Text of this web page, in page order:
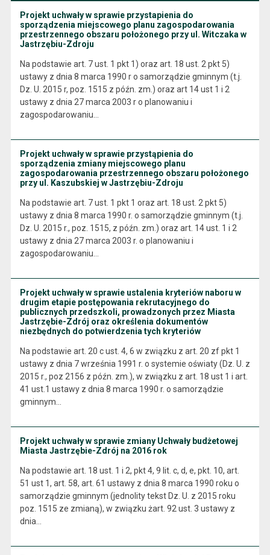
Projekt uchwały w sprawie przystapienia do
sporządzenia miejscowego planu zagospodarowania
przestrzennego obszaru położonego przy ul. Witczaka w
Jastrzębiu-Zdroju
Na podstawie art. 7 ust. 1 pkt 1) oraz art. 18 ust. 2 pkt 5)
ustawy z dnia 8 marca 1990 r o samorządzie gminnym (t.j.
Dz. U. 2015 r, poz. 1515 z późn. zm.) oraz art 14 ust 1 i 2
ustawy z dnia 27 marca 2003 r o planowaniu i
zagospodarowaniu…
Projekt uchwały w sprawie przystąpienia do
sporządzenia zmiany miejscowego planu
zagospodarowania przestrzennego obszaru położonego
przy ul. Kaszubskiej w Jastrzębiu-Zdroju
Na podstawie art. 7 ust. 1 pkt 1 oraz art. 18 ust. 2 pkt 5)
ustawy z dnia 8 marca 1990 r. o samorządzie gminnym (t.j.
Dz. U. 2015 r., poz. 1515, z późn. zm.) oraz art. 14 ust. 1 i 2
ustawy z dnia 27 marca 2003 r. o planowaniu i
zagospodarowaniu…
Projekt uchwały w sprawie ustalenia kryteriów naboru w
drugim etapie postępowania rekrutacyjnego do
publicznych przedszkoli, prowadzonych przez Miasta
Jastrzębie-Zdrój oraz określenia dokumentów
niezbędnych do potwierdzenia tych kryteriów
Na podstawie art. 20 c ust. 4, 6 w związku z art. 20 zf pkt 1
ustawy z dnia 7 września 1991 r. o systemie oświaty (Dz. U. z
2015 r., poz 2156 z późn. zm.), w związku z art. 18 ust 1 i art.
41 ust.1 ustawy z dnia 8 marca 1990 r. o samorządzie
gminnym…
Projekt uchwały w sprawie zmiany Uchwały budżetowej
Miasta Jastrzębie-Zdrój na 2016 rok
Na podstawie art. 18 ust. 1 i 2, pkt 4, 9 lit. c, d, e, pkt. 10, art.
51 ust 1, art. 58, art. 61 ustawy z dnia 8 marca 1990 roku o
samorządzie gminnym (jednolity tekst Dz. U. z 2015 roku
poz. 1515 ze zmianą), w związku żart. 92 ust. 3 ustawy z
dnia…